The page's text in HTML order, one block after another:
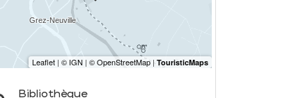
Bibliothèque